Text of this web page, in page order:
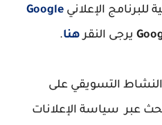
الإعلاني Google
يرجى النقرهنا.
النشاط التسويقي على
عبر سياسة الإعلانات